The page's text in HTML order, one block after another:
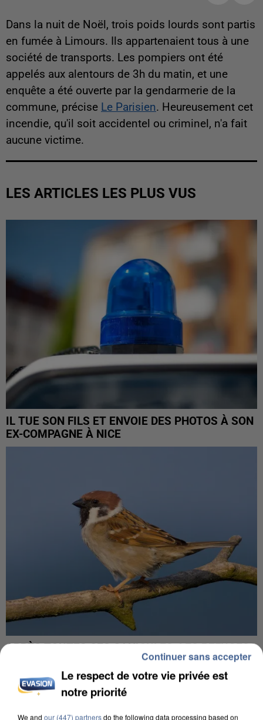
Dans la nuit de Noël, trois poids lourds sont partis
en fumée à Limours. Ils appartenaient tous à une
société de transports. Les pompiers ont été
appelés aux alentours de 3h du matin, et une
enquête a été ouverte par la gendarmerie de la
commune, précise Le Parisien. Heureusement cet
incendie, qu'il soit accidentel ou criminel, n'a fait
aucune victime.
LES ARTICLES LES PLUS VUS
IL TUE SON FILS ET ENVOIE DES PHOTOS À SON
EX-COMPAGNE À NICE
APRÈS TOUTES CES CANICULES, LES REFUGES
DE FAUNE SAUVAGE SONT...
Le respect de votre vie privée est
notre priorité
We and our (447) partnersdo the following data processing based on
Continuer sans accepter